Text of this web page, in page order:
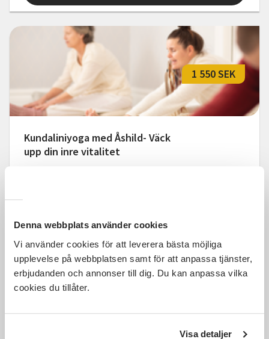
Denna webbplats använder cookies
Vi använder cookies för att leverera bästa möjliga
upplevelse på webbplatsen samt för att anpassa tjänster,
erbjudanden och annonser till dig. Du kan anpassa vilka
cookies du tillåter.
Visa detaljer
Kundaliniyoga med Åshild- Väck
upp din inre vitalitet
1 550 SEK
Läs mer och anmäl